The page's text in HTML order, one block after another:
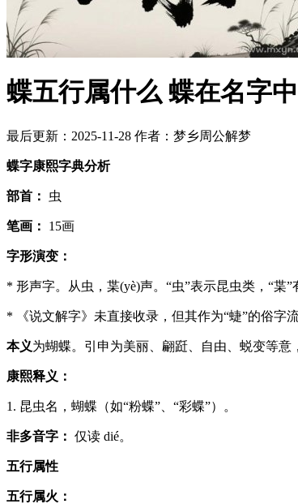
蝶五行属什么 蝶在名字
最后更新：2025-11-28 作者：梦乡周公解梦
蝶字康熙字典分析
部首： 虫
笔画： 15画
字形演变：
* 形声字。从虫，枼(yè)声。“虫”表示昆虫类，“枼
* 《说文解字》未直接收录，但其作为“蜨”的俗字
本义为蝴蝶。引申为美丽、翩跹、自由、蜕变等意
康熙释义：
1. 昆虫名，蝴蝶（如“粉蝶”、“彩蝶”）。
非多音字： 仅读 dié。
五行属性
五行属火：